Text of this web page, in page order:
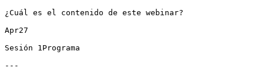
¿Cuál es el contenido de este webinar?
Apr27
Sesión 1Programa
---